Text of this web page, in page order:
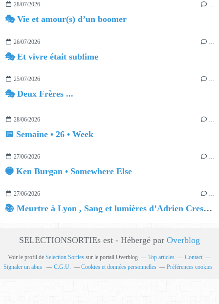
28/07/2026 …
🎭 Vie et amour(s) d’un boomer
26/07/2026 …
🎭 Et vivre était sublime
25/07/2026 …
🎭 Deux Frères ...
28/06/2026
📅 Semaine • 26 • Week
27/06/2026 …
🔵 Ken Burgan • Somewhere Else
27/06/2026 …
📚 Meurtre à Lyon , Sang et lumières d’Adrien Crespin
SELECTIONSORTIEs est - Hébergé par Overblog
Voir le profil de Selection Sorties sur le portail Overblog Top articles
Contact
Signaler un abus
C.G.U. Cookies et données personnelles Préférences cookies